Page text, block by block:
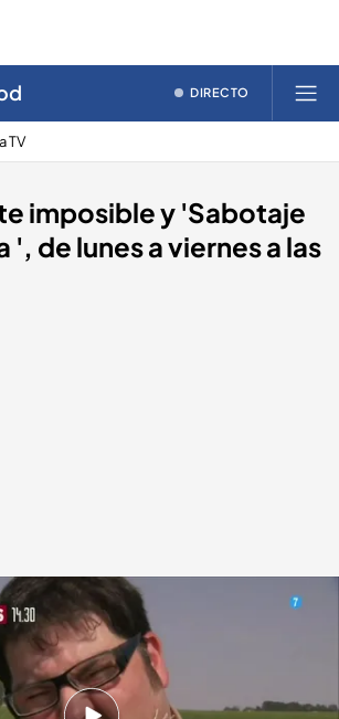
DIRECTO
TV
imposible y 'Sabotaje
', de lunes a viernes a las